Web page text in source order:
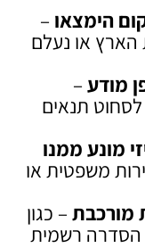
הימצאו –
או נעלם
מודע –
תנאים
מונע ממנו
משפטית או
מורכבת – כגון
הסדרה רשמית